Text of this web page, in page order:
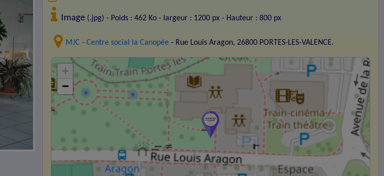
Image (.jpg) - Poids : 462 Ko - largeur : 1200 px - Hauteur : 800 px
MJC - Centre social la Canopée - Rue Louis Aragon, 26800 PORTES-LES-VALENCE.
+
−